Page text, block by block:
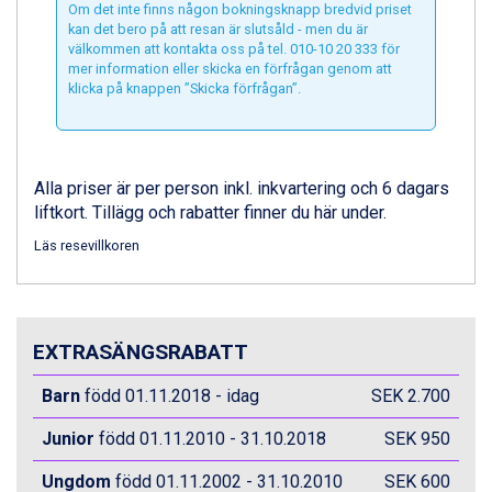
Livigno från 5.595 kr.
Ponte di Legno från 7.395 kr.
Alleghe från 8.545 kr.
Bad Gastein från 6.295 kr.
Sauze dOulx från 6.145 kr.
Cervinia från 8.245 kr.
Sölden från 12.995 kr.
Bad Hofgastein från 8.595 kr.
Saalbach från 9.445 kr.
Sestriere från 6.945 kr.
Ischgl från 11.295 kr.
Wagrain från 7.095 kr.
Fieberbrunn från 9.645 kr.
Val Thorens från 8.395 kr.
St. Anton från 11.245 kr.
Zell am See från 6.295 kr.
Om det inte finns någon bokningsknapp bredvid priset
kan det bero på att resan är slutsåld - men du är
välkommen att kontakta oss på tel. 010-10 20 333 för
mer information eller skicka en förfrågan genom att
klicka på knappen ”Skicka förfrågan”.
Alla priser är per person inkl. inkvartering och 6 dagars
liftkort. Tillägg och rabatter finner du här under.
Läs resevillkoren
EXTRASÄNGSRABATT
Barn född 01.11.2018 - idag SEK 2.700
Junior född 01.11.2010 - 31.10.2018 SEK 950
Ungdom född 01.11.2002 - 31.10.2010 SEK 600